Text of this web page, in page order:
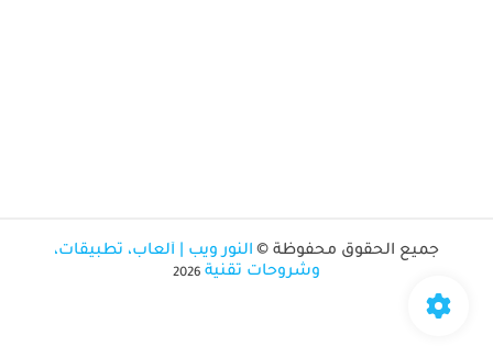
جميع الحقوق محفوظة © النور ويب | ألعاب، تطبيقات،
وشروحات تقنية